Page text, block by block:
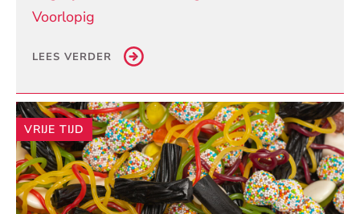
Voorlopig
LEES VERDER
VRIJE TIJD